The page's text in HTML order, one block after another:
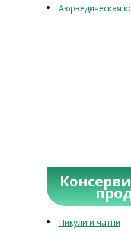
Аюрведическая
Пикули и чатни